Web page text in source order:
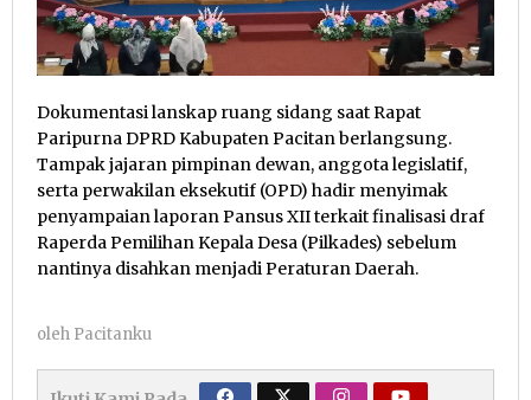
Dokumentasi lanskap ruang sidang saat Rapat
Paripurna DPRD Kabupaten Pacitan berlangsung.
Tampak jajaran pimpinan dewan, anggota legislatif,
serta perwakilan eksekutif (OPD) hadir menyimak
penyampaian laporan Pansus XII terkait finalisasi draf
Raperda Pemilihan Kepala Desa (Pilkades) sebelum
nantinya disahkan menjadi Peraturan Daerah.
oleh Pacitanku